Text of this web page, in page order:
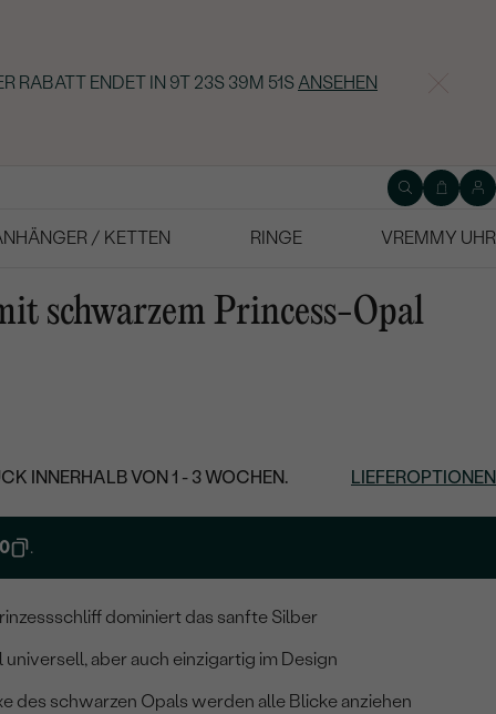
RABATT ENDET IN 9T 23S 39M 50S ANSEHEN
/ KETTEN RINGE
VREMMY UHR
schwarzem Princess-Opal
INNERHALB VON 1 - 3 WOCHEN. LIEFEROPTIONEN
.
dominiert das sanfte Silber
aber auch einzigartig im Design
des schwarzen Opals werden alle Blicke anziehen